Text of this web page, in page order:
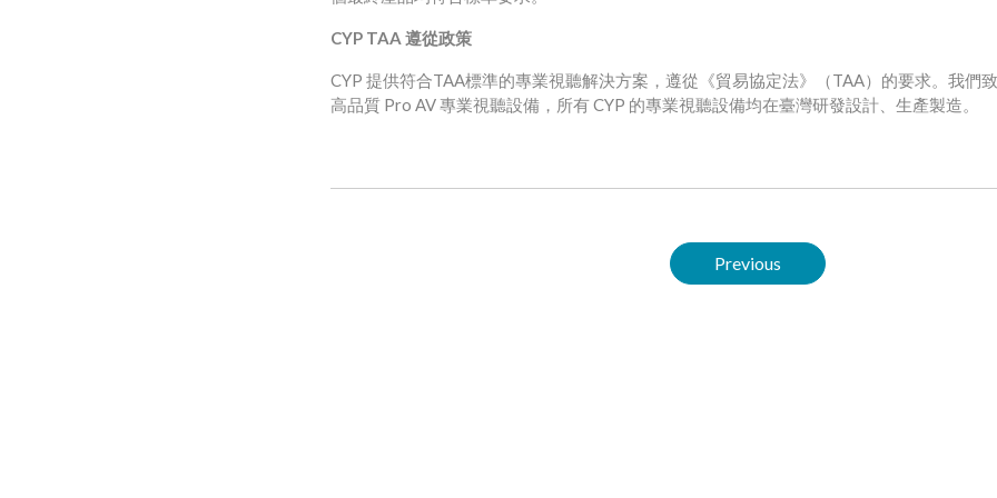
CYP TAA 遵從政策
CYP 提供符合TAA標準的專業視聽解決方案，遵從《貿易協定法》（TAA）的要求。我們
高品質 Pro AV 專業視聽設備，所有 CYP 的專業視聽設備均在臺灣研發設計、生產製造。
Previous